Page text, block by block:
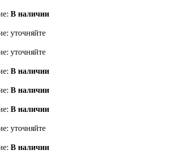
В наличии
уточняйте
уточняйте
В наличии
В наличии
В наличии
уточняйте
В наличии